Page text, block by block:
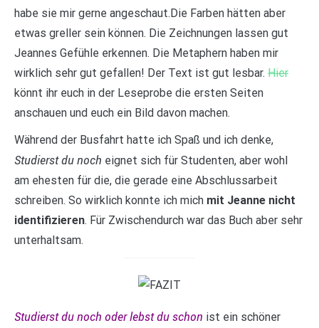
habe sie mir gerne angeschaut.Die Farben hätten aber
etwas greller sein können. Die Zeichnungen lassen gut
Jeannes Gefühle erkennen. Die Metaphern haben mir
wirklich sehr gut gefallen! Der Text ist gut lesbar. Hier
könnt ihr euch in der Leseprobe die ersten Seiten
anschauen und euch ein Bild davon machen.
Während der Busfahrt hatte ich Spaß und ich denke,
Studierst du noch eignet sich für Studenten, aber wohl
am ehesten für die, die gerade eine Abschlussarbeit
schreiben. So wirklich konnte ich mich mit Jeanne nicht
identifizieren. Für Zwischendurch war das Buch aber sehr
unterhaltsam.
Studierst du noch oder lebst du schon ist ein schöner